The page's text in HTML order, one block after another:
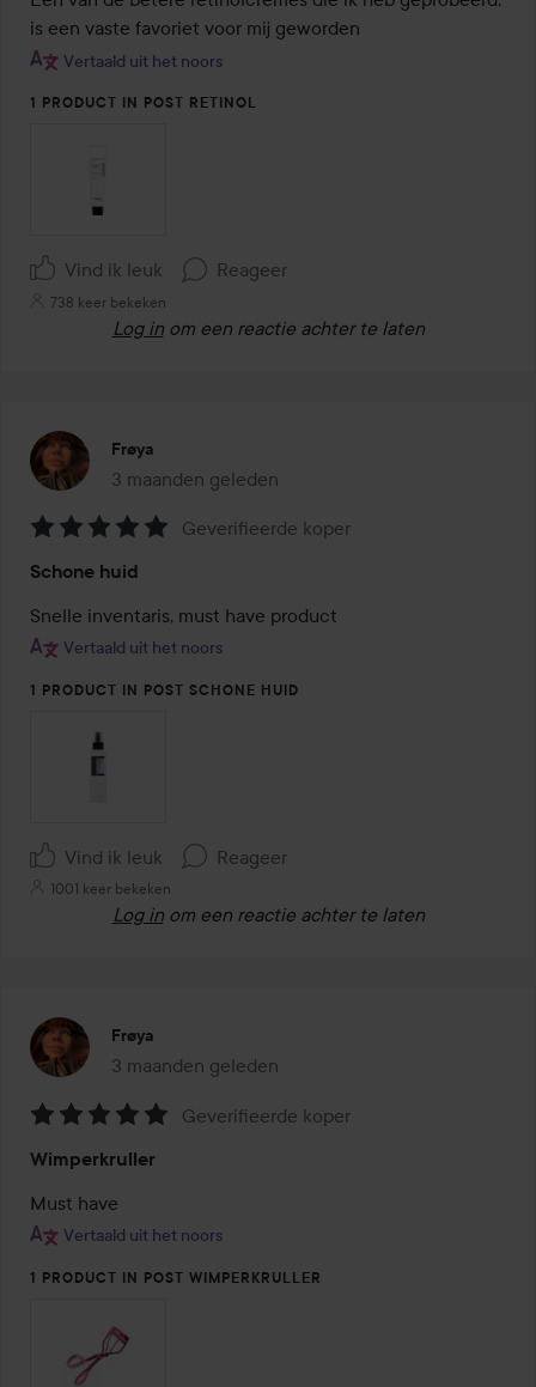
de
5
is een vaste favoriet voor mij geworden
Vertaald uit het noors
1 PRODUCT IN POST RETINOL
Vind ik leuk Reageer
738 keer bekeken
Log in om een reactie achter te laten
Frøya
3 maanden geleden
Het bericht is gemaakt 3 maanden geleden
5
van
de
Geverifieerde koper
Schone huid
Snelle inventaris, must have product
Vertaald uit het noors
1 PRODUCT IN POST SCHONE HUID
Vind ik leuk Reageer
1001 keer bekeken
Log in om een reactie achter te laten
Frøya
3 maanden geleden
Het bericht is gemaakt 3 maanden geleden
5
van
de
Geverifieerde koper
Wimperkruller
Must have
Vertaald uit het noors
1 PRODUCT IN POST WIMPERKRULLER